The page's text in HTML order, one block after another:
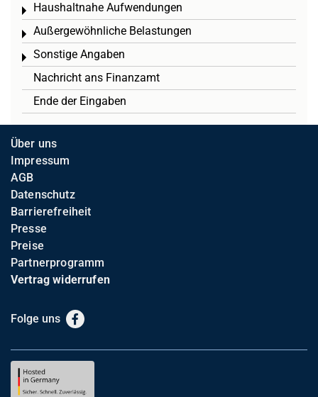
Haushaltnahe Aufwendungen
Toggle menu
Außergewöhnliche Belastungen
Toggle menu
Sonstige Angaben
Toggle menu
Nachricht ans Finanzamt
Ende der Eingaben
Über uns
Impressum
AGB
Datenschutz
Barrierefreiheit
Presse
Preise
Partnerprogramm
Vertrag widerrufen
Folge uns Facebook